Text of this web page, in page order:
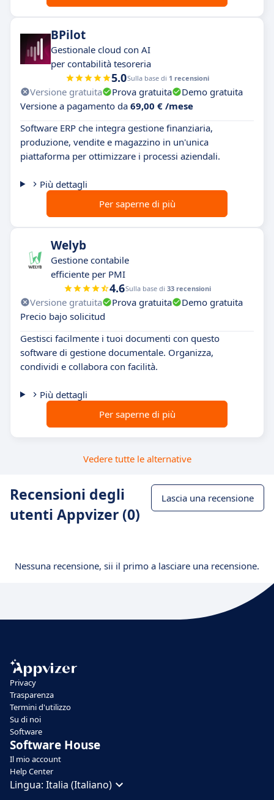
BPilot
Gestionale cloud con AI
per contabilità tesoreria
5.0Sulla base di 1 recensioni
Versione gratuita Prova gratuita
Demo gratuita
Versione a pagamento da 69,00 € /mese
Software ERP che integra gestione finanziaria,
produzione, vendite e magazzino in un'unica
piattaforma per ottimizzare i processi aziendali.
Più dettagli
Per saperne di più
Welyb
Gestione contabile
efficiente per PMI
4.6Sulla base di 33 recensioni
Versione gratuita Prova gratuita
Demo gratuita
Precio bajo solicitud
Gestisci facilmente i tuoi documenti con questo
software di gestione documentale. Organizza,
condividi e collabora con facilità.
Più dettagli
Per saperne di più
Vedere tutte le alternative
Recensioni degli
utenti Appvizer (0)
Lascia una recensione
Nessuna recensione, sii il primo a lasciare una recensione.
Privacy
Trasparenza
Termini d'utilizzo
Su di noi
Software
Software House
Il mio account
Help Center
Lingua: Italia (Italiano)